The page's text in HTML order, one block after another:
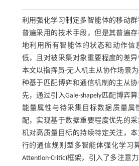
利用强化学习制定多智能体的移动
普遍采用的技术手段，但是其普遍
地利用所有智能体的状态和动作信
低，且对被采集对象重要程度的差异
本文以指挥员-无人机主从协作场景
种基于匹配博弈和通信机制的主从
先，通过引入Gale-shapely匹配博弈
能量属性与待采集目标数据质量属
配，实现基于数据重要程度优先的
机对高质量目标的持续特定关注，
行的通信规则型多智能体强化学习算
Attention-Critic)框架，引入了多注意